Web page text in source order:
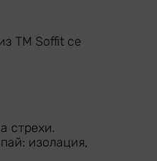
TM Soffit се
стрехи.
изолация,